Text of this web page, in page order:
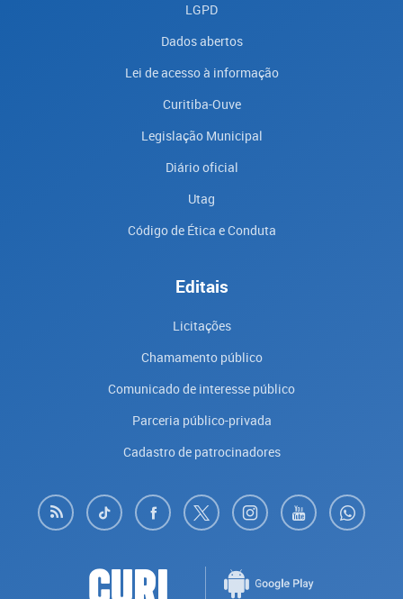
LGPD
Dados abertos
Lei de acesso à informação
Curitiba-Ouve
Legislação Municipal
Diário oficial
Utag
Código de Ética e Conduta
Editais
Licitações
Chamamento público
Comunicado de interesse público
Parceria público-privada
Cadastro de patrocinadores